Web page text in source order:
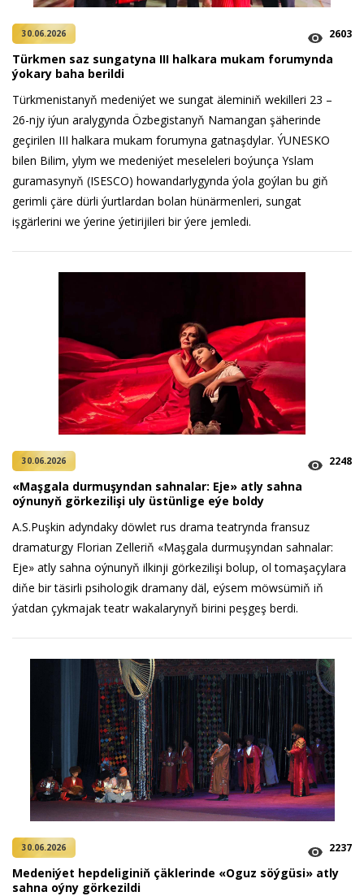
30.06.2026 2603
Türkmen saz sungatyna III halkara mukam forumynda
ýokary baha berildi
Türkmenistanyň medeniýet we sungat äleminiň wekilleri 23 –
26-njy iýun aralygynda Özbegistanyň Namangan şäherinde
geçirilen III halkara mukam forumyna gatnaşdylar. ÝUNESKO
bilen Bilim, ylym we medeniýet meseleleri boýunça Yslam
guramasynyň (ISESCO) howandarlygynda ýola goýlan bu giň
gerimli çäre dürli ýurtlardan bolan hünärmenleri, sungat
işgärlerini we ýerine ýetirijileri bir ýere jemledi.
30.06.2026 2248
«Maşgala durmuşyndan sahnalar: Eje» atly sahna
oýnunyň görkezilişi uly üstünlige eýe boldy
A.S.Puşkin adyndaky döwlet rus drama teatrynda fransuz
dramaturgy Florian Zelleriň «Maşgala durmuşyndan sahnalar:
Eje» atly sahna oýnunyň ilkinji görkezilişi bolup, ol tomaşaçylara
diňe bir täsirli psihologik dramany däl, eýsem möwsümiň iň
ýatdan çykmajak teatr wakalarynyň birini peşgeş berdi.
30.06.2026 2237
Medeniýet hepdeliginiň çäklerinde «Oguz söýgüsi» atly
sahna oýny görkezildi